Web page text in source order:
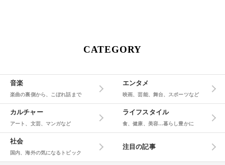
CATEGORY
音楽
楽曲の裏側から、こぼれ話まで
エンタメ
映画、芸能、舞台、スポーツなど
カルチャー
アート、文芸、マンガなど
ライフスタイル
食、健康、美容…暮らし豊かに
社会
国内、海外の気になるトピック
注目の記事